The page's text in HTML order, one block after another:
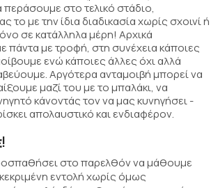
στο τελικό στάδιο,
το με την ίδια διαδικασία χωρίς σχοινί ή
σε κατάλληλα μέρη! Αρχικά
πάντα με τροφή, στη συνέχεια κάποιες
ενώ κάποιες άλλες όχι αλλά
Αργότερα ανταμοιβή μπορεί να
μαζί του με το μπαλάκι, να
κάνοντάς τον να μας κυνηγήσει -
απολαυστικό και ενδιαφέρον.
στο παρελθόν να μάθουμε
εντολή χωρίς όμως